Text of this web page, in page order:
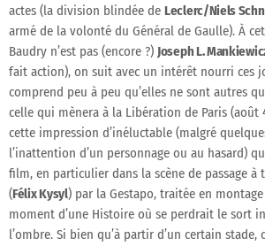
actes (la division blindée de Leclerc/Niels
armé de la volonté du Général de Gaulle). À
Baudry n’est pas (encore ?) Joseph L.
fait action), on suit avec un intérêt nourri ces
comprend peu à peu qu’elles ne sont autres
celle qui mènera à la Libération de Paris (août
cette impression d’inéluctable (malgré
l’inattention d’un personnage ou au hasard)
film, en particulier dans la scène de passage à
(Félix Kysyl) par la Gestapo, traitée en
moment d’une Histoire où se perdrait le sort
l’ombre. Si bien qu’à partir d’un certain